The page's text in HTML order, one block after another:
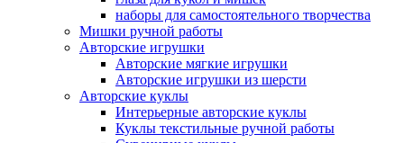
наборы для самостоятельного творчества
Мишки ручной работы
Авторские игрушки
Авторские мягкие игрушки
Авторские игрушки из шерсти
Авторские куклы
Интерьерные авторские куклы
Куклы текстильные ручной работы